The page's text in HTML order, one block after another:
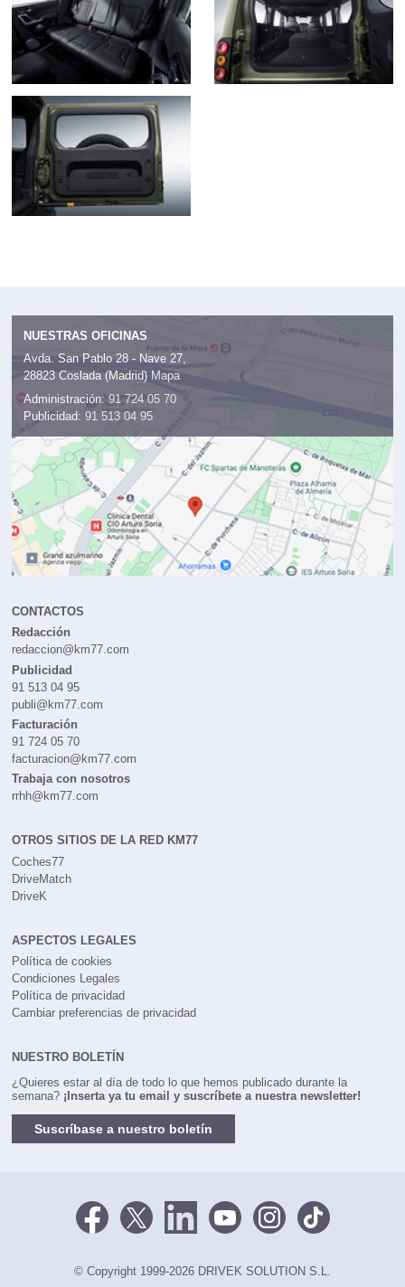
NUESTRAS OFICINAS
Avda. San Pablo 28 - Nave 27,
28823 Coslada (Madrid) Mapa
Administración: 91 724 05 70
Publicidad: 91 513 04 95
CONTACTOS
Redacción
redaccion@km77.com
Publicidad
91 513 04 95
publi@km77.com
Facturación
91 724 05 70
facturacion@km77.com
Trabaja con nosotros
rrhh@km77.com
OTROS SITIOS DE LA RED KM77
Coches77
DriveMatch
DriveK
ASPECTOS LEGALES
Política de cookies
Condiciones Legales
Política de privacidad
Cambiar preferencias de privacidad
NUESTRO BOLETÍN
¿Quieres estar al día de todo lo que hemos publicado durante la
semana? ¡Inserta ya tu email y suscríbete a nuestra newsletter!
Suscríbase a nuestro boletín
© Copyright 1999-2026 DRIVEK SOLUTION S.L.